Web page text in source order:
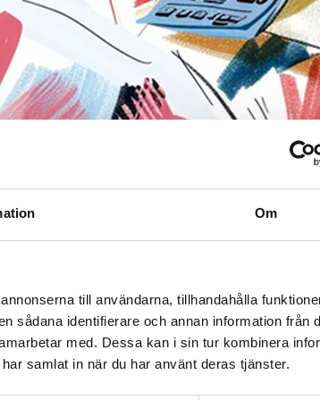
Om
till användarna, tillhandahålla
sådana identifierare och annan information från
med. Dessa kan i sin tur kombinera
samlat in när du har använt deras tjänster.
konkursförvaltaren Martin Sjöström är det en
att rädda.